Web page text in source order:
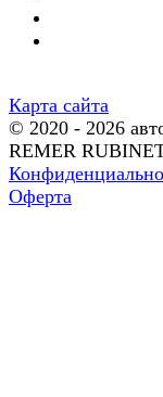
Карта сайта
© 2020 - 2026
REMER
Оферта